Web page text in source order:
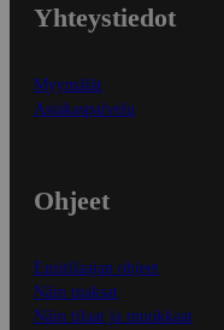
Yhteystiedot
Myymälät
Asiakaspalvelu
Ohjeet
Ensitilaajan ohjeet
Näin maksat
Näin tilaat ja muokkaat